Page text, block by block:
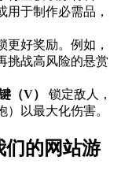
用于制作必需品，
更好奖励。例如，
挑战高风险的悬赏
（V）
锁定敌人，
以最大化伤害。
的网站游